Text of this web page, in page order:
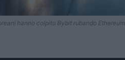
hanno colpito Bybit rubando Ethereum.